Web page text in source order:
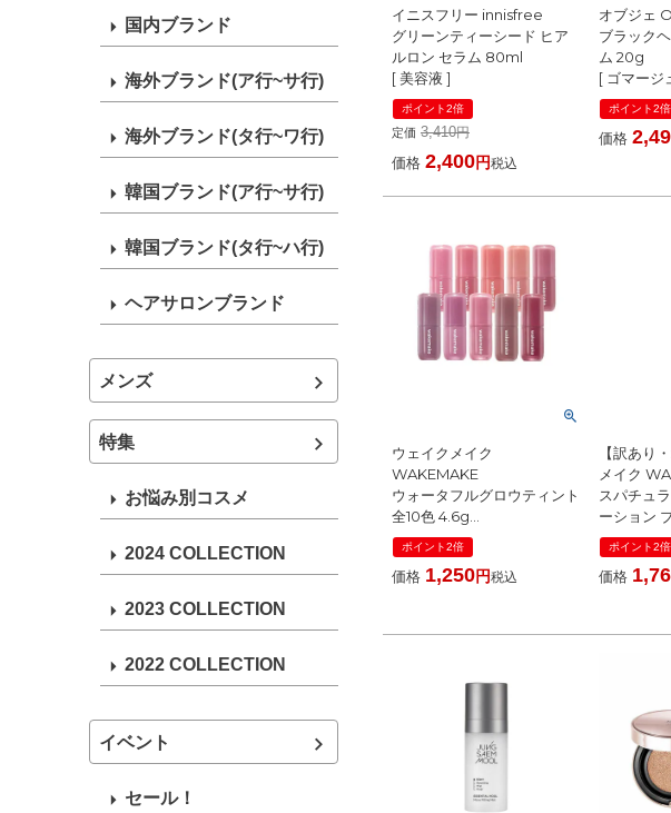
国内ブランド
海外ブランド(ア行~サ行)
海外ブランド(タ行~ワ行)
韓国ブランド(ア行~サ行)
韓国ブランド(タ行~ハ行)
ヘアサロンブランド
メンズ
特集
お悩み別コスメ
2024 COLLECTION
2023 COLLECTION
2022 COLLECTION
イベント
セール！
イニスフリー innisfree
グリーンティーシード ヒア
ルロン セラム 80ml
[ 美容液 ]
ポイント2倍
定価 3,410
価格 2,400 税込
オブジェ
ブラック
ム 20g
[ ゴマージ
国内発送
毛穴ケア
ポイント2倍
価格
ウェイクメイク
WAKEMAKE
ウォータフルグロウティント
全10色 4.6g
[ リップグロス ] ☆新入荷06
国内発送 韓国コスメ
ポイント2倍
価格 1,250 税込
【訳あり
メイク
スパチュ
ーション
[ ブラシ ]
メ
ポイント2倍
価格